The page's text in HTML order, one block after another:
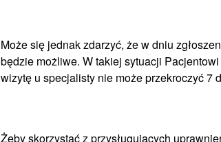
Może się jednak zdarzyć, że w dniu
będzie możliwe. W takiej sytuacji
wizytę u specjalisty nie może przekroczyć 7
Żeby skorzystać z przysługujących